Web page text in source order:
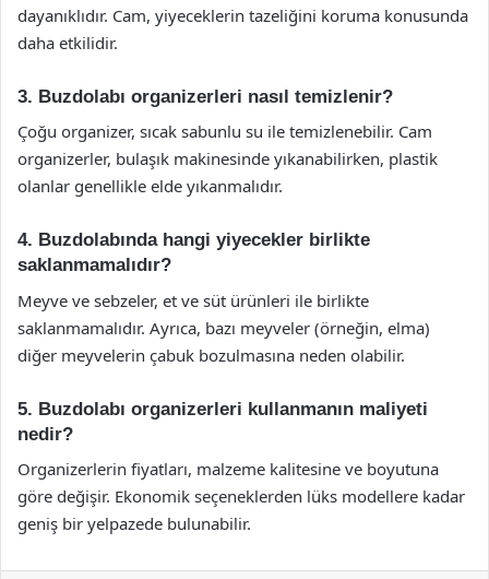
dayanıklıdır. Cam, yiyeceklerin tazeliğini koruma konusunda
daha etkilidir.
3. Buzdolabı organizerleri nasıl temizlenir?
Çoğu organizer, sıcak sabunlu su ile temizlenebilir. Cam
organizerler, bulaşık makinesinde yıkanabilirken, plastik
olanlar genellikle elde yıkanmalıdır.
4. Buzdolabında hangi yiyecekler birlikte
saklanmamalıdır?
Meyve ve sebzeler, et ve süt ürünleri ile birlikte
saklanmamalıdır. Ayrıca, bazı meyveler (örneğin, elma)
diğer meyvelerin çabuk bozulmasına neden olabilir.
5. Buzdolabı organizerleri kullanmanın maliyeti
nedir?
Organizerlerin fiyatları, malzeme kalitesine ve boyutuna
göre değişir. Ekonomik seçeneklerden lüks modellere kadar
geniş bir yelpazede bulunabilir.